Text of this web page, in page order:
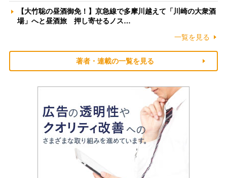
【大竹聡の昼酒御免！】京急線で多摩川越えて「川崎の大衆酒
場」へと昼酒旅 押し寄せるノス…
一覧を見る
著者・連載の一覧を見る